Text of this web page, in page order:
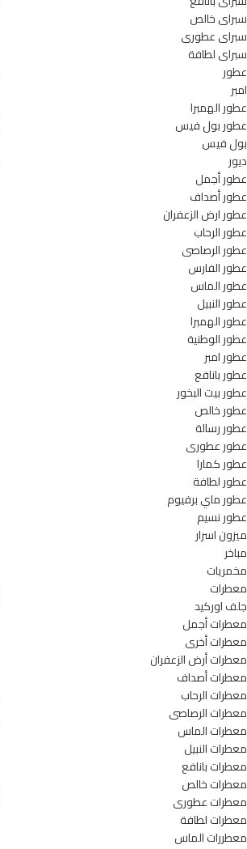
سبراى خالص
سبراى عطورى
سبراى لطافة
عطور
امبر
عطور الهمبرا
عطور بول فيس
بول فيس
ديور
عطور أجمل
عطور أصداف
عطور ارض الزعفران
عطور الرحاب
عطور الرصاصى
عطور الفارس
عطور الماس
عطور النبيل
عطور الهمبرا
عطور الوطنية
عطور امبر
عطور بانافع
عطور بيت البخور
عطور خالص
عطور رسالة
عطور عطورى
عطور كمارا
عطور لطافة
عطور ماي برفيوم
عطور نسيم
ميزون اسرار
مباخر
مخمريات
معطرات
جلف اوركيد
معطرات أجمل
معطرات أخرى
معطرات أرض الزعفران
معطرات أصداف
معطرات الرحاب
معطرات الرصاصى
معطرات الماس
معطرات النبيل
معطرات بانافع
معطرات خالص
معطرات عطورى
معطرات لطافة
معطررات الماس